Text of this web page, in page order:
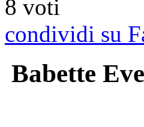
8 voti
condividi su
Babette